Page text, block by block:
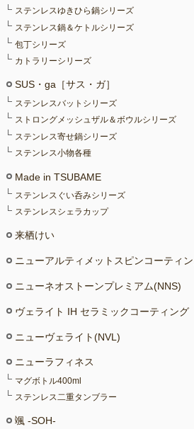
ステンレスゆきひら鍋シリーズ
ステンレス鍋＆ケトルシリーズ
包丁シリーズ
カトラリーシリーズ
SUS・ga［サス・ガ］
ステンレスバットシリーズ
ストロングメッシュザル＆ボウルシリーズ
ステンレス寄せ鍋シリーズ
ステンレス小物各種
Made in TSUBAME
ステンレスぐい呑みシリーズ
ステンレスシェラカップ
来栖けい
ニューアルティメットスピンコーティ
ニューネオストーンプレミアム(NNS)
ヴェライト IH セラミックコーティング
ニューヴェライト(NVL)
ニューラフィネス
マグボトル400ml
ステンレス二重タンブラー
颯 -SOH-